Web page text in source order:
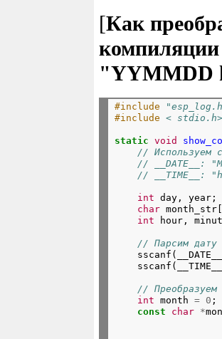
[Как
"YYMMDD
#include
#include < stdio.h>
static void
// Используем
// __DATE__:
// __TIME__:
int day,
year;
char month_str[
int
hour,
// Парсим дату
// Преобразуем
int month = 0 ;
const
char *